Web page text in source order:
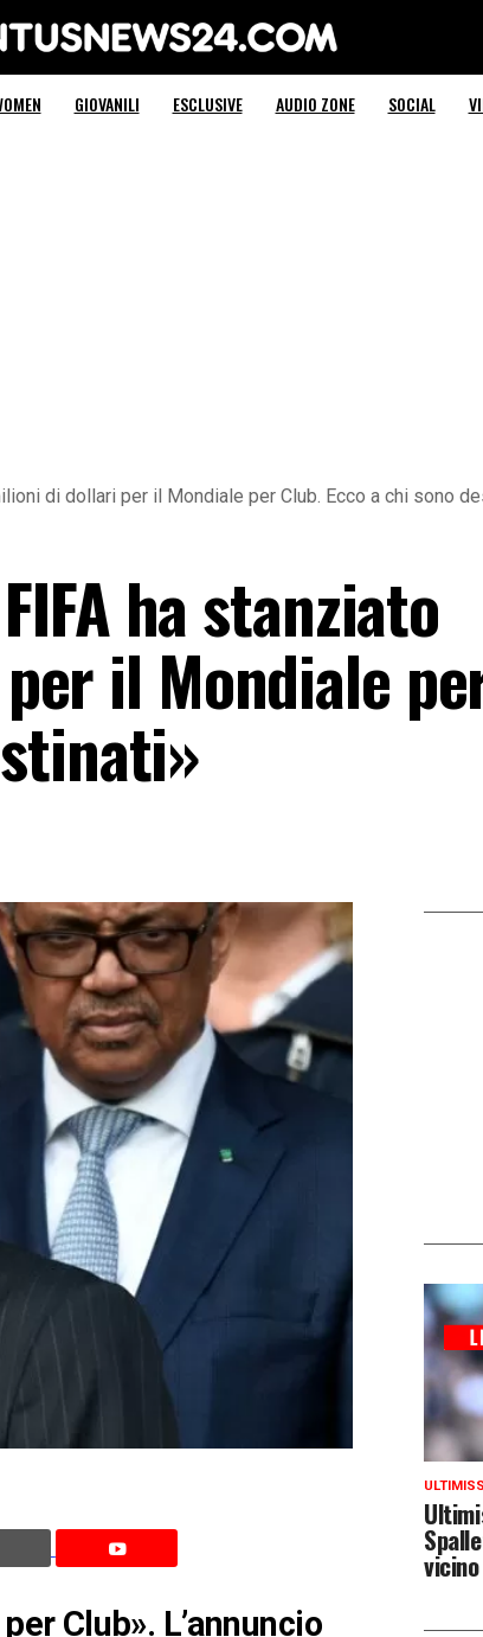
Juventus News 24
GIOVANILI ESCLUSIVE AUDIO ZONE SOCIAL
di dollari per il Mondiale per Club. Ecco a chi sono
ha stanziato
il Mondiale
Club». L’annuncio
vicino